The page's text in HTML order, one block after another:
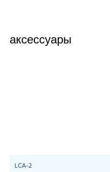
аксессуары
LCA-2